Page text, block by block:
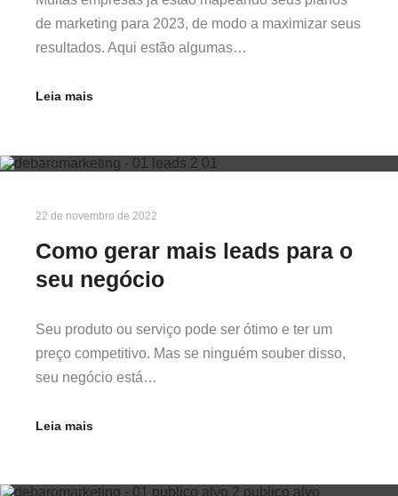
de marketing para 2023, de modo a maximizar seus
resultados. Aqui estão algumas…
Leia mais
22 de novembro de 2022
Como gerar mais leads para o
seu negócio
Seu produto ou serviço pode ser ótimo e ter um
preço competitivo. Mas se ninguém souber disso,
seu negócio está…
Leia mais